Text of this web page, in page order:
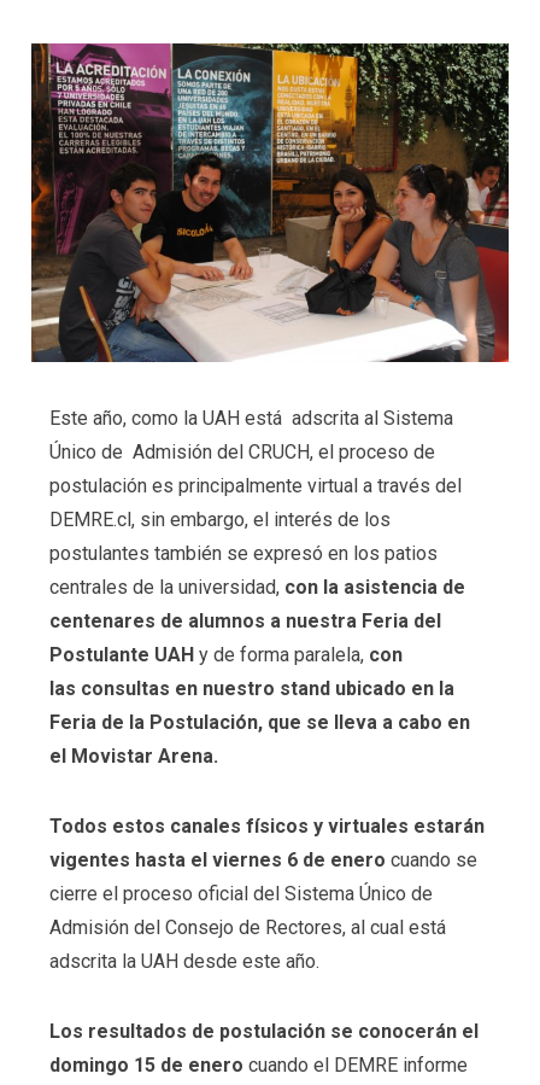
Este año, como la UAH está adscrita al Sistema
Único de Admisión del CRUCH, el proceso de
postulación es principalmente virtual a través del
DEMRE.cl, sin embargo, el interés de los
postulantes también se expresó en los patios
centrales de la universidad, con la asistencia de
centenares de alumnos a nuestra Feria del
Postulante UAH y de forma paralela, con
las consultas en nuestro stand ubicado en la
Feria de la Postulación, que se lleva a cabo en
el Movistar Arena.
Todos estos canales físicos y virtuales estarán
vigentes hasta el viernes 6 de enero cuando se
cierre el proceso oficial del Sistema Único de
Admisión del Consejo de Rectores, al cual está
adscrita la UAH desde este año.
Los resultados de postulación se conocerán el
domingo 15 de enero cuando el DEMRE informe